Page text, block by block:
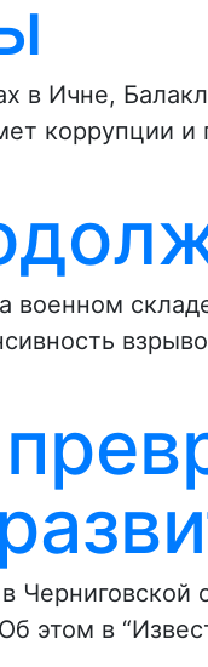
в Ичне,
коррупции
военном
Черниговской
этом в